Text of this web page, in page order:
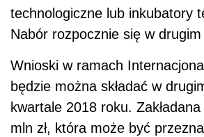
technologiczne lub inkubatory
Nabór rozpocznie się w
Wnioski w ramach
będzie można składać w
kwartale 2018 roku.
mln zł, która może być